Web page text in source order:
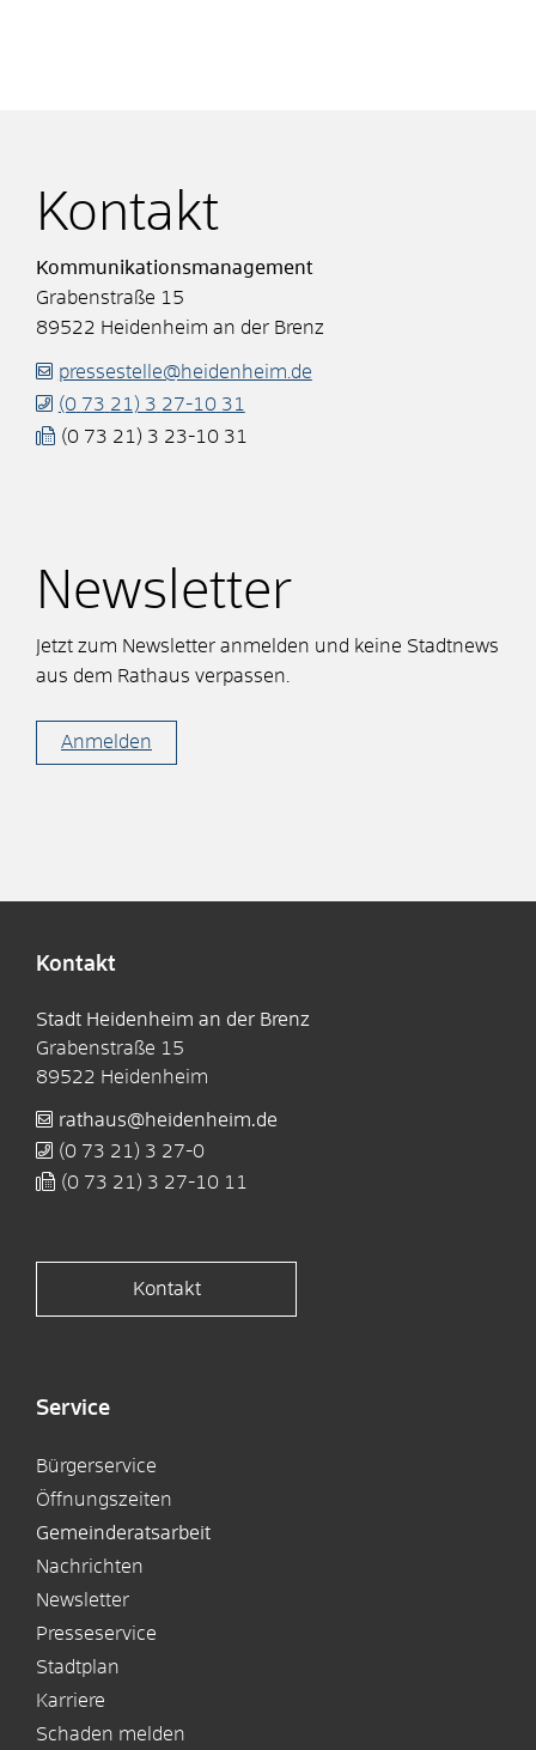
Kontakt
Kommunikationsmanagement
Grabenstraße 15
89522 Heidenheim an der Brenz
pressestelle@heidenheim.de
(0 73 21) 3 27-10 31
(0 73 21) 3 23-10 31
Newsletter
Jetzt zum Newsletter anmelden und keine Stadtnews
aus dem Rathaus verpassen.
Anmelden
Kontakt
Stadt Heidenheim an der Brenz
Grabenstraße 15
89522 Heidenheim
rathaus@heidenheim.de
(0 73 21) 3 27-0
(0 73 21) 3 27-10 11
Kontakt
Service
Bürgerservice
Öffnungszeiten
Gemeinderatsarbeit
Nachrichten
Newsletter
Presseservice
Stadtplan
Karriere
Schaden melden